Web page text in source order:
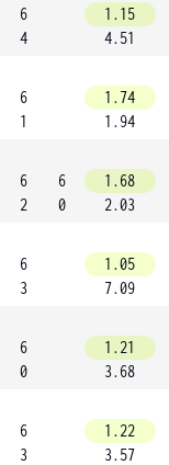
6
4
1.15
4.51
6
1
1.74
1.94
6
2
6
0
1.68
2.03
6
3
1.05
7.09
6
0
1.21
3.68
6
3
1.22
3.57